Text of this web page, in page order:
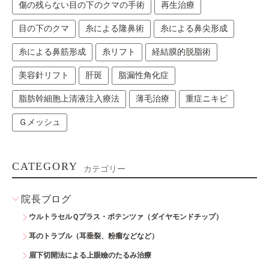
傷の残らない目の下のクマの手術 再生治療
目の下のクマ 糸による隆鼻術 糸による鼻尖形成
糸による鼻筋形成 糸リフト 経結膜的脱脂術
美容針リフト 肝斑 脂漏性角化症
脂肪幹細胞上清液注入療法 薄毛治療 重症ニキビ
Ｇメッシュ
CATEGORY カテゴリー
院長ブログ
ウルトラセルＱプラス・ポテンツァ（ダイヤモンドチップ）
耳のトラブル（耳垂裂、粉瘤などなど）
眉下切開法による上眼瞼のたるみ治療